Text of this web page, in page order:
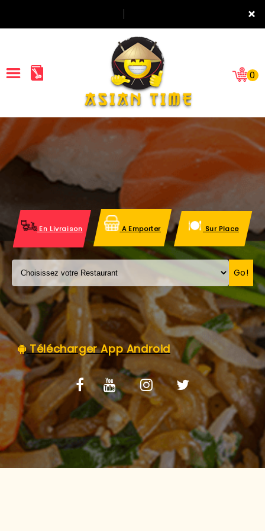
×
ACCUEIL
LA CARTE
VOS AVIS
MENTIONS LÉGALES
C.G.V
0
En Livraison A Emporter Sur Place
Go!
Télécharger App Android